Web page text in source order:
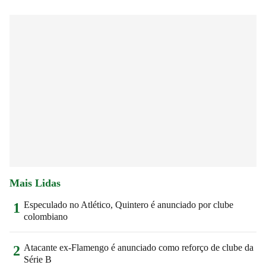
Mais Lidas
1 Especulado no Atlético, Quintero é anunciado por clube
colombiano
2 Atacante ex-Flamengo é anunciado como reforço de clube da
Série B